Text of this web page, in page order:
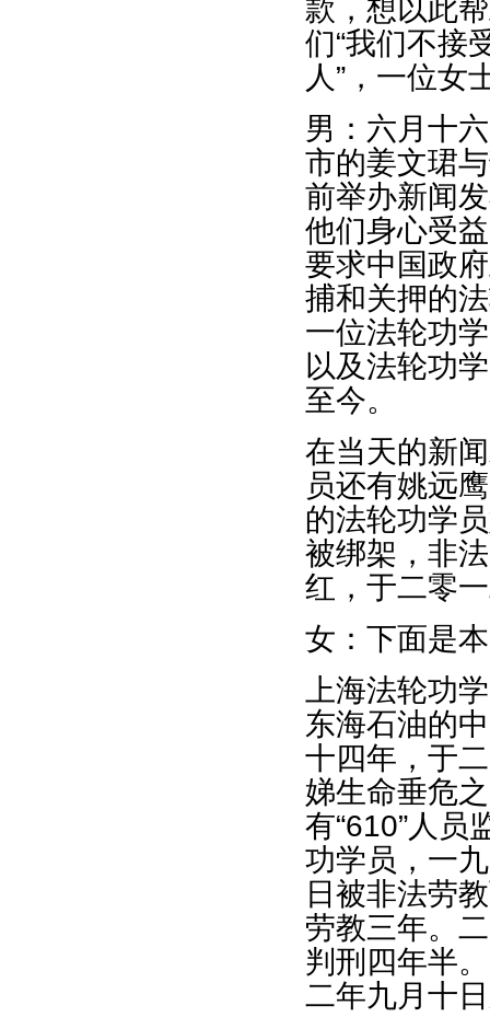
款，想以此
们“我们不接
人”，一位女
男：六月十
市的姜文珺
前举办新闻
他们身心受
要求中国政
捕和关押的
一位法轮功
以及法轮功
至今。
在当天的新
员还有姚远
的法轮功学
被绑架，非
红，于二零
女：下面是
上海法轮功
东海石油的
十四年，于
娣生命垂危
有“610”人员
功学员，一
日被非法劳
劳教三年。
判刑四年半
二年九月十